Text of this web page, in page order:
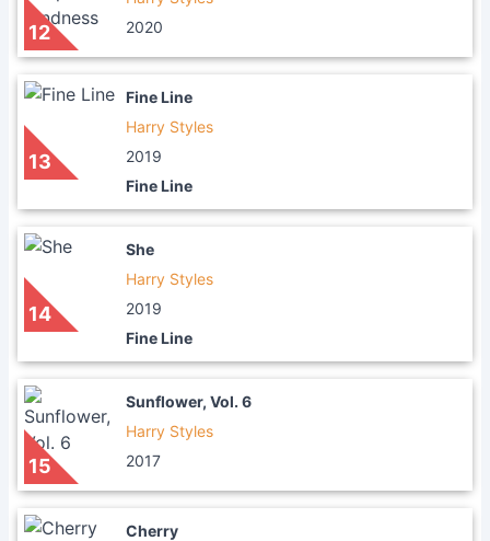
12
2020
13
Fine Line
Harry Styles
2019
Fine Line
14
She
Harry Styles
2019
Fine Line
15
Sunflower, Vol. 6
Harry Styles
2017
Cherry